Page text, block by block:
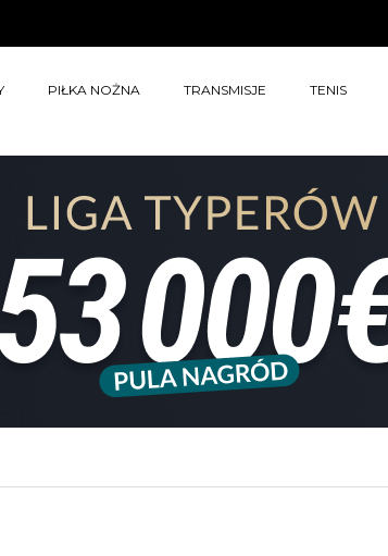
PIŁKA NOŻNA TRANSMISJE TENIS